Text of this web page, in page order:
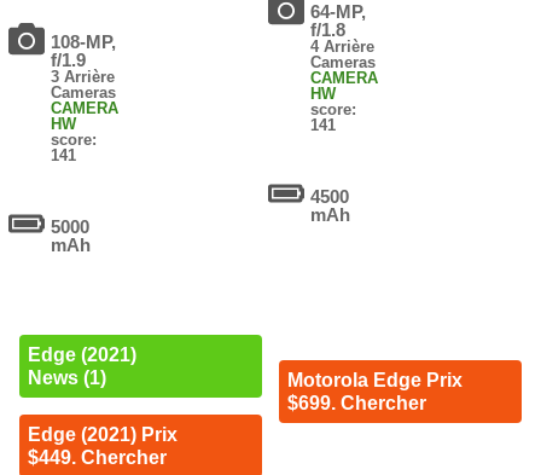
108-MP,
f/1.9
3 Arrière
Cameras
CAMERA
HW
score:
141
5000
mAh
Edge (2021)
News (1)
Edge (2021) Prix
$449. Chercher
64-MP,
f/1.8
4 Arrière
Cameras
CAMERA
HW
score:
141
4500
mAh
Motorola Edge Prix
$699. Chercher